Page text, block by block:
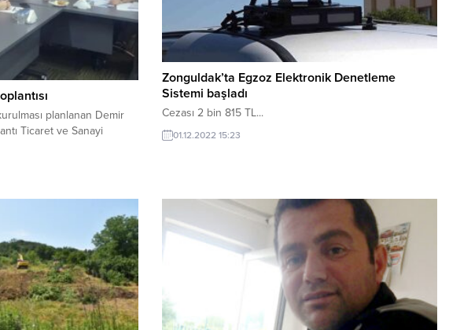
planlanan Demir
Ticaret ve Sanayi
Zonguldak’ta Egzoz Elektronik Denetleme
Sistemi başladı
Cezası 2 bin 815 TL...
01.12.2022 15:23